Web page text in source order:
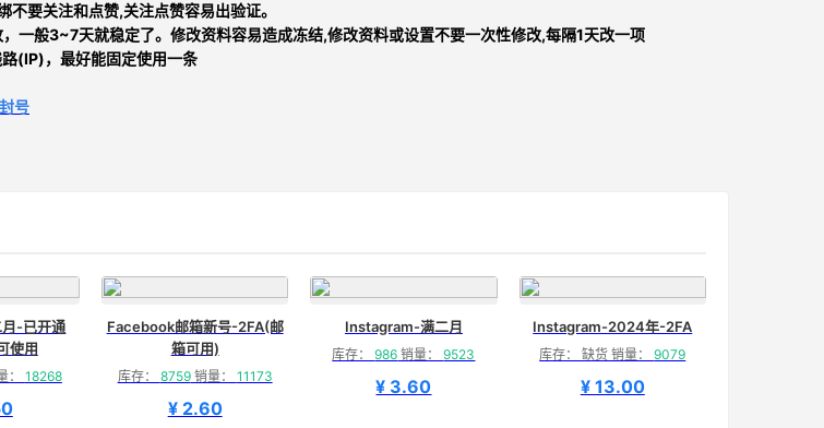
不要关注和点赞,关注点赞容易出验证。
一般3~7天就稳定了。修改资料容易造成冻结,修改资料或设置不要一次性修改,每隔1天改一项
(IP)，最好能固定使用一条
号
-已开通
使用
： 18268
Facebook邮箱新号-2FA(邮
箱可用)
库存： 8759销量： 11173
¥ 2.60
Instagram-满二月
库存：986 销量：9523
¥ 3.60
Instagram-2024年-2FA
库存： 缺货 销量：9079
¥ 13.00